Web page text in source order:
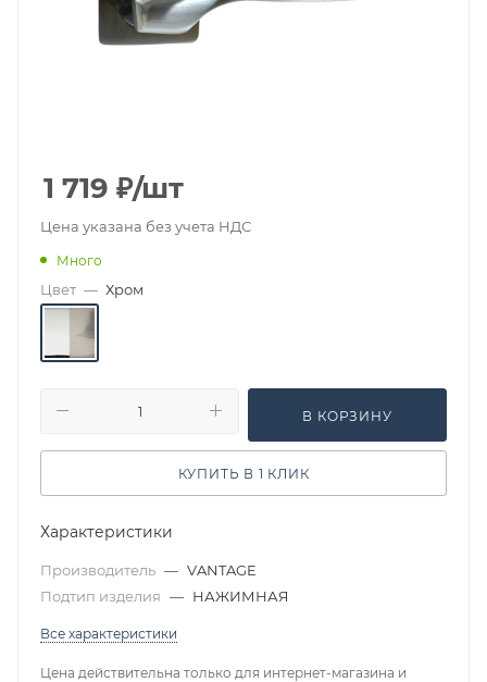
1 719 ₽/шт
Цена указана без учета НДС
Много
Цвет — Хром
В КОРЗИНУ
КУПИТЬ В 1 КЛИК
Характеристики
Производитель — VANTAGE
Подтип изделия — НАЖИМНАЯ
Все характеристики
Цена действительна только для интернет-магазина и